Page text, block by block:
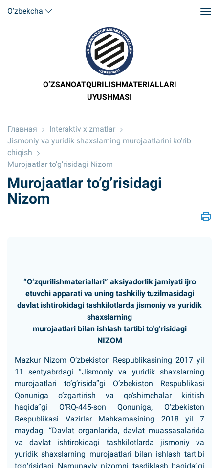
O’zbekcha
O’ZSANOATQURILISHMATERIALLARI
UYUSHMASI
Главная
Interaktiv xizmatlar
Jismoniy va yuridik shaxslarning murojaatlarini ko'rib
chiqish
Murojaatlar to’g’risidagi Nizom
Murojaatlar to’g’risidagi
Nizom
“O‘zqurilishmateriallari” aksiyadorlik jamiyati ijro
etuvchi apparati va uning tashkiliy tuzilmasidagi
davlat ishtirokidagi tashkilotlarda jismoniy va yuridik
shaxslarning
murojaatlari bilan ishlash tartibi to‘g‘risidagi
NIZOM
Mazkur Nizom O‘zbekiston Respublikasining 2017 yil
11 sentyabrdagi “Jismoniy va yuridik shaxslarning
murojaatlari to‘g‘risida”gi O‘zbekiston Respublikasi
Qonuniga o‘zgartirish va qo‘shimchalar kiritish
haqida”gi O‘RQ-445-son Qonuniga, O‘zbekiston
Respublikasi Vazirlar Mahkamasining 2018 yil 7
maydagi “Davlat organlarida, davlat muassasalarida
va davlat ishtirokidagi tashkilotlarda jismoniy va
yuridik shaxslarning murojaatlari bilan ishlash tartibi
to‘g‘risidagi Namunaviy nizomni tasdiklash haqida”gi